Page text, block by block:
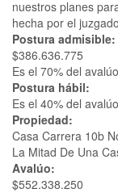
nuestros planes
hecha por el
Postura admisible:
$386.636.775
Es el 70% del
Postura hábil:
Es el 40% del
Propiedad:
Casa Carrera 10b
La Mitad De Una
Avalúo:
$552.338.250